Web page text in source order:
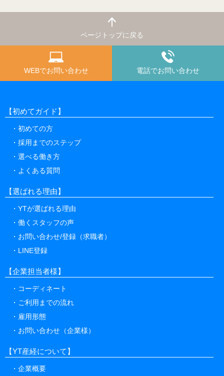
ページトップに戻る
WEBでお問い合わせ 電話でお問い合わせ
【初めてガイド】
初めての方
採用までのステップ
選べる働き方
よくある質問
【選ばれる理由】
YTが選ばれる理由
働くスタッフの声
お問い合わせ/登録（求職者）
LINE登録
【企業担当者様】
コーディネート
ご利用までの流れ
雇用形態
お問い合わせ（企業様）
【YT産経について】
企業概要